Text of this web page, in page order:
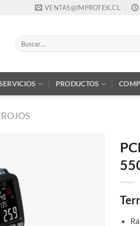
VENTAS@IMPROTEK.CL
Buscar
por:
PRODUCTOS